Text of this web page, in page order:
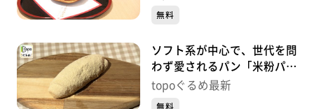
無料
ソフト系が中心で、世代を問
わず愛されるパン「米粉パン
トゥット」（多賀城市留ケ
topoぐるめ最新
無料